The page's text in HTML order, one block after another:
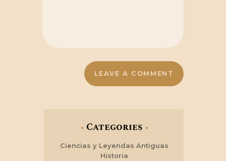
Categories
Ciencias y Leyendas Antiguas
Historia